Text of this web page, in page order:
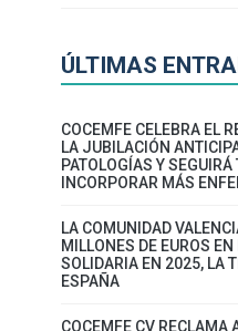
ÚLTIMAS
COCEMFE CELEBRA EL
LA JUBILACIÓN
PATOLOGÍAS Y
INCORPORAR MÁS
LA COMUNIDAD
MILLONES DE EUROS
SOLIDARIA EN 2025, LA
ESPAÑA
COCEMFE CV RECLAMA